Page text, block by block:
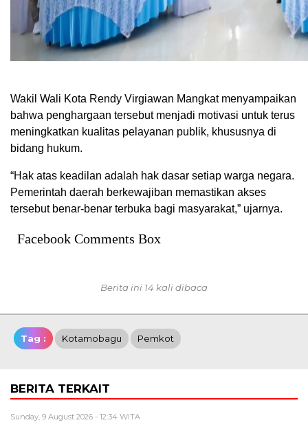
Wakil Wali Kota Rendy Virgiawan Mangkat menyampaikan
bahwa penghargaan tersebut menjadi motivasi untuk terus
meningkatkan kualitas pelayanan publik, khususnya di
bidang hukum.
“Hak atas keadilan adalah hak dasar setiap warga negara.
Pemerintah daerah berkewajiban memastikan akses
tersebut benar-benar terbuka bagi masyarakat,” ujarnya.
Facebook Comments Box
Berita ini 14 kali dibaca
Tag : Kotamobagu Pemkot
BERITA TERKAIT
Sunday, 9 August 2026 - 12:34 WITA